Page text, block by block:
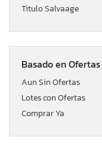
Titulo Salvaage
Basado en Ofertas
Aun Sin Ofertas
Lotes con Ofertas
Comprar Ya